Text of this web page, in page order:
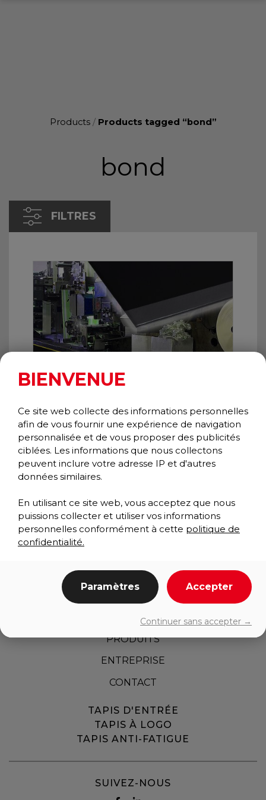
Products/ Products tagged “bond”
bond
FILTRES
WEAR BOND COMFORT KING
Anti-fatigue
Collection Confort +
ACCUEIL
PRODUITS
ENTREPRISE
CONTACT
TAPIS D'ENTRÉE
TAPIS À LOGO
TAPIS ANTI-FATIGUE
SUIVEZ-NOUS
BIENVENUE
Ce site web collecte des informations personnelles
afin de vous fournir une expérience de navigation
personnalisée et de vous proposer des publicités
ciblées. Les informations que nous collectons
peuvent inclure votre adresse IP et d'autres
données similaires.
En utilisant ce site web, vous acceptez que nous
puissions collecter et utiliser vos informations
personnelles conformément à cette politique de
confidentialité.
Paramètres Accepter
Continuer sans accepter →